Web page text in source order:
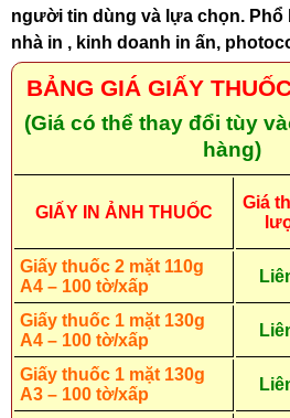
người tin dùng và lựa chọn. Phổ
nhà in , kinh doanh in ấn,
BẢNG GIÁ GIẤY
(Giá có thể thay đổi tùy
hàng)
GIẤY IN ẢNH THUỐC
Giá
Giấy thuốc 2 mặt 110g
A4 – 100 tờ/xấp
Giấy thuốc 1 mặt 130g
A4 – 100 tờ/xấp
Giấy thuốc 1 mặt 130g
A3 – 100 tờ/xấp